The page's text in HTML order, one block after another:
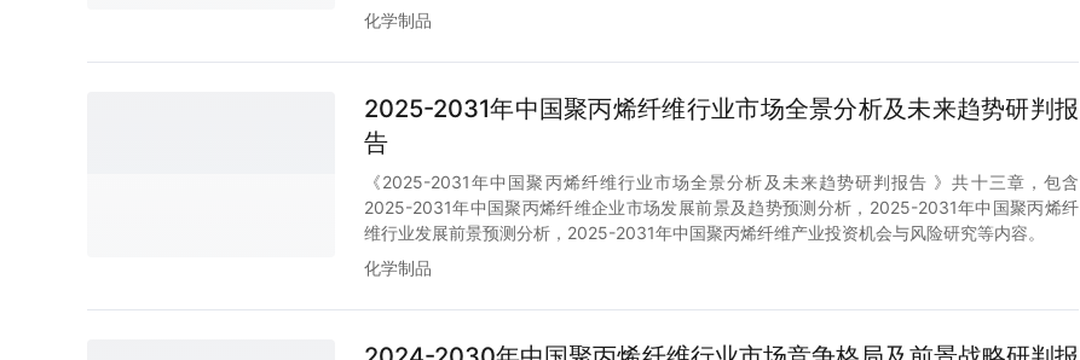
化学制品
2025-2031年中国聚丙烯纤维行业市场全景分析及未来趋势研判报
告
《2025-2031年中国聚丙烯纤维行业市场全景分析及未来趋势研判报告 》共十三章，包含
2025-2031年中国聚丙烯纤维企业市场发展前景及趋势预测分析，2025-2031年中国聚丙烯纤
维行业发展前景预测分析，2025-2031年中国聚丙烯纤维产业投资机会与风险研究等内容。
化学制品